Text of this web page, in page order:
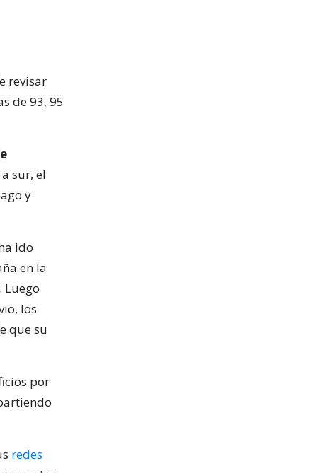
revisar
de 93, 95
sur, el
y
ido
en la
Luego
los
que su
por
redes